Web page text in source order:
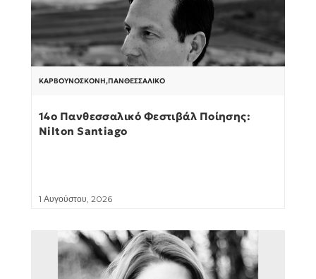
ΚΑΡΒΟΥΝΌΣΚΟΝΗ,ΠΑΝΘΕΣΣΑΛΙΚΌ
14ο Πανθεσσαλικό Φεστιβάλ Ποίησης:
Nilton Santiago
1 Αυγούστου, 2026